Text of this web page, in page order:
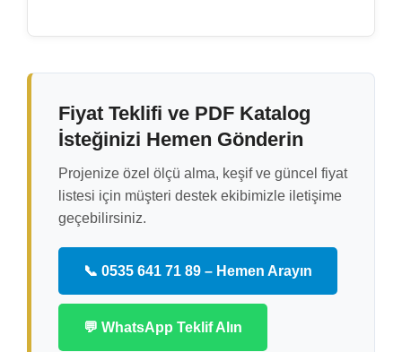
Fiyat Teklifi ve PDF Katalog
İsteğinizi Hemen Gönderin
Projenize özel ölçü alma, keşif ve güncel fiyat
listesi için müşteri destek ekibimizle iletişime
geçebilirsiniz.
📞 0535 641 71 89 – Hemen Arayın
💬 WhatsApp Teklif Alın